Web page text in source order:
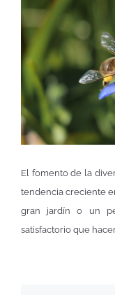
El fomento de la
tendencia creciente
gran jardín o un
satisfactorio que